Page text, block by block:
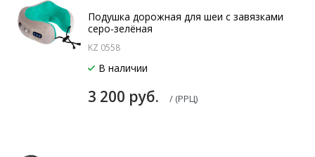
Подушка дорожная для шеи с завязками
серо-зелёная
KZ 0558
В наличии
3 200 руб. / (РРЦ)